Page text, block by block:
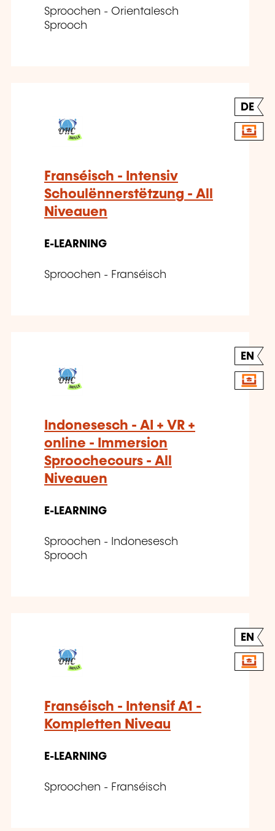
Sproochen - Orientalesch
Sprooch
DE
Franséisch - Intensiv
Schoulënnerstëtzung - All
Niveauen
E-LEARNING
Sproochen - Franséisch
EN
Indonesesch - AI + VR +
online - Immersion
Sproochecours - All
Niveauen
E-LEARNING
Sproochen - Indonesesch
Sprooch
EN
Franséisch - Intensif A1 -
Kompletten Niveau
E-LEARNING
Sproochen - Franséisch